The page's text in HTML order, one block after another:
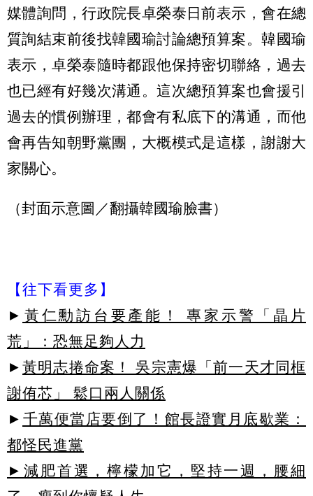
媒體詢問，行政院長卓榮泰日前表示，會在總
質詢結束前後找韓國瑜討論總預算案。韓國瑜
表示，卓榮泰隨時都跟他保持密切聯絡，過去
也已經有好幾次溝通。這次總預算案也會援引
過去的慣例辦理，都會有私底下的溝通，而他
會再告知朝野黨團，大概模式是這樣，謝謝大
家關心。
（封面示意圖／翻攝韓國瑜臉書）
【往下看更多】
► 黃仁勳訪台要產能！ 專家示警「晶片
荒」：恐無足夠人力
► 黃明志捲命案！ 吳宗憲爆「前一天才同框
謝侑芯」 鬆口兩人關係
► 千萬便當店要倒了！館長證實月底歇業：
都怪民進黨
►減肥首選，檸檬加它，堅持一週，腰細